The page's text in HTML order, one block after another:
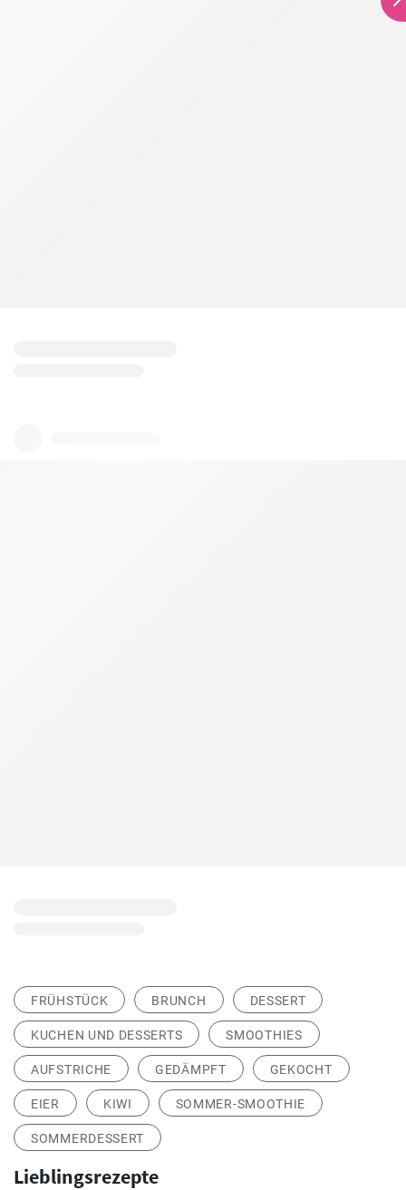
FRÜHSTÜCK BRUNCH DESSERT
KUCHEN UND DESSERTS SMOOTHIES
AUFSTRICHE GEDÄMPFT GEKOCHT
EIER KIWI SOMMER-SMOOTHIE
SOMMERDESSERT
Lieblingsrezepte